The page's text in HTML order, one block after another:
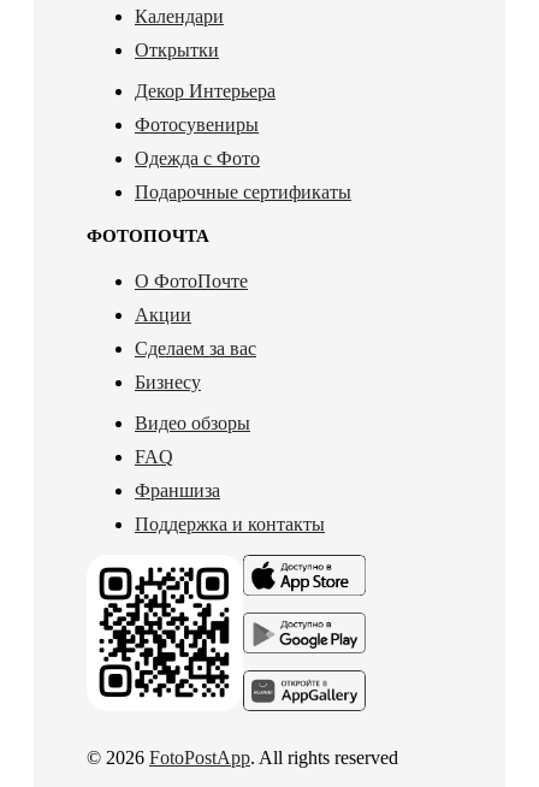
Календари
Открытки
Декор Интерьера
Фотосувениры
Одежда с Фото
Подарочные сертификаты
ФОТОПОЧТА
О ФотоПочте
Акции
Сделаем за вас
Бизнесу
Видео обзоры
FAQ
Франшиза
Поддержка и контакты
© 2026 FotoPostApp. All rights reserved